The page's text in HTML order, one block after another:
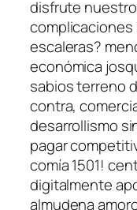
disfrute
complicaciones
escaleras?
económica
sabios terreno
contra,
desarrollismo
pagar
comía 1501!
digitalmente
almudena